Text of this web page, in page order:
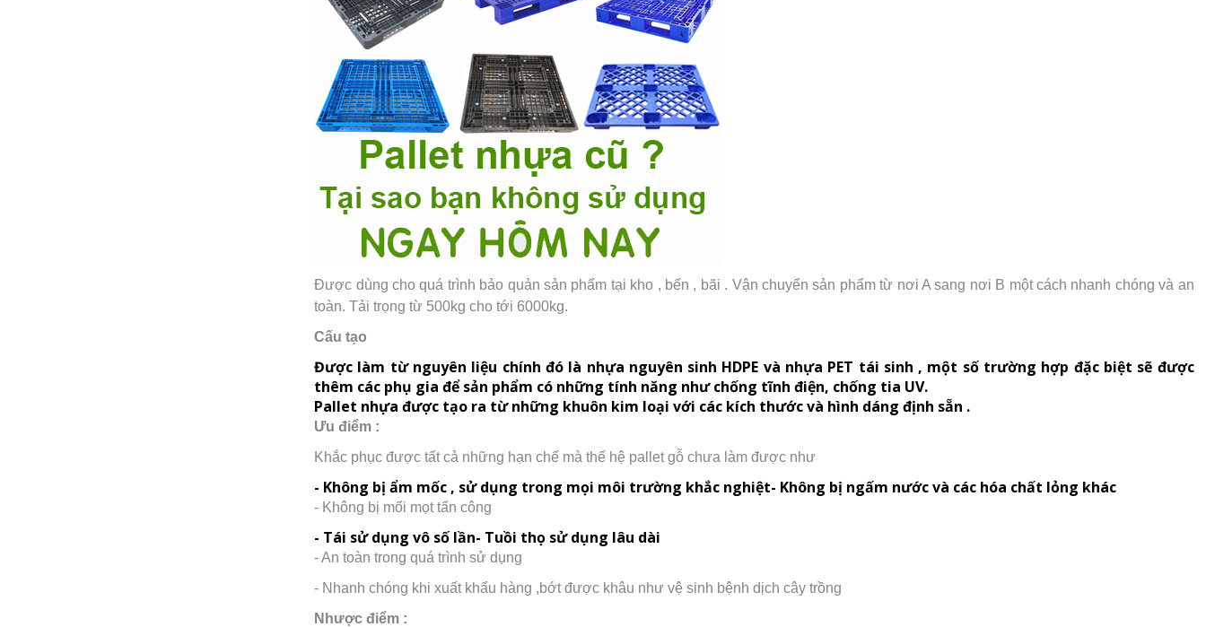
Được dùng cho quá trình bảo quản sản phẩm tại kho , bến , bãi . Vận chuyển sản phẩm từ nơi A sang nơi B một cách nhanh chóng và an
toàn. Tải trọng từ 500kg cho tới 6000kg.
Cấu tạo
Được làm từ nguyên liệu chính đó là nhựa nguyên sinh HDPE và nhựa PET tái sinh , một số trường hợp đặc biệt sẽ được
thêm các phụ gia để sản phẩm có những tính năng như chống tĩnh điện, chống tia UV.
Pallet nhựa được tạo ra từ những khuôn kim loại với các kích thước và hình dáng định sẵn .
Ưu điểm :
Khắc phục được tất cả những hạn chế mà thế hệ pallet gỗ chưa làm được như
- Không bị ẩm mốc , sử dụng trong mọi môi trường khắc nghiệt- Không bị ngấm nước và các hóa chất lỏng khác
- Không bị mối mọt tấn công
- Tái sử dụng vô số lần- Tuồi thọ sử dụng lâu dài
- An toàn trong quá trình sử dụng
- Nhanh chóng khi xuất khẩu hàng ,bớt được khâu như vệ sinh bệnh dịch cây trồng
Nhược điểm :